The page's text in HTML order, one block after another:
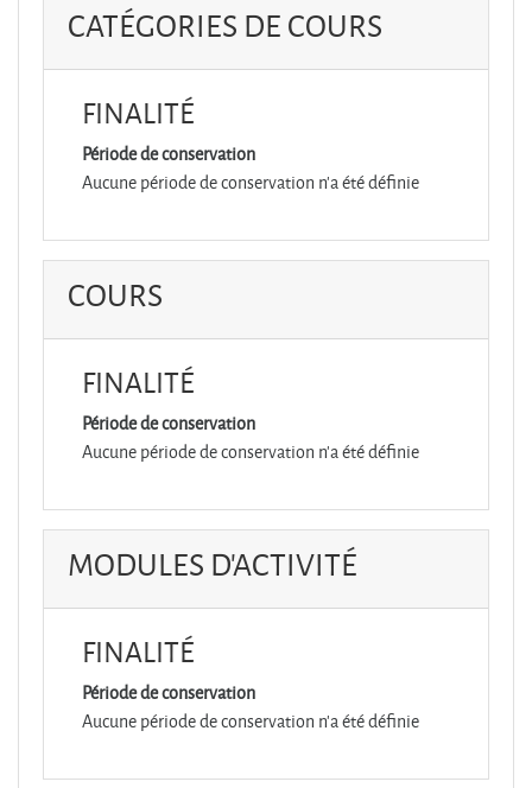
CATÉGORIES DE COURS
FINALITÉ
Période de conservation
Aucune période de conservation n'a été définie
COURS
FINALITÉ
Période de conservation
Aucune période de conservation n'a été définie
MODULES D'ACTIVITÉ
FINALITÉ
Période de conservation
Aucune période de conservation n'a été définie